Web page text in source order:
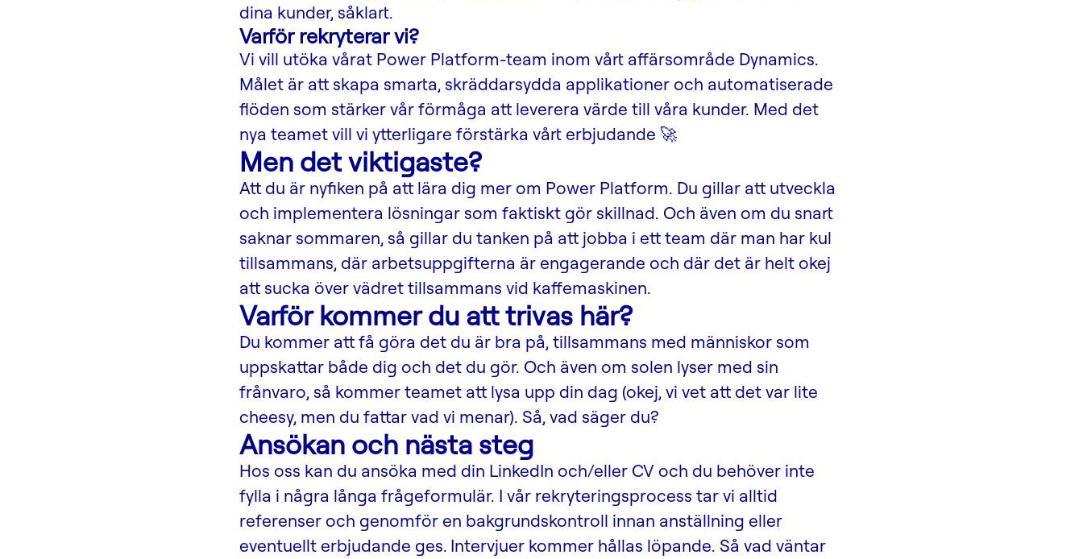
dina kunder, såklart.
Varför rekryterar vi?
Vi vill utöka vårat Power Platform-team inom vårt affärsområde Dynamics.
Målet är att skapa smarta, skräddarsydda applikationer och automatiserade
flöden som stärker vår förmåga att leverera värde till våra kunder. Med det
nya teamet vill vi ytterligare förstärka vårt erbjudande 🚀
Men det viktigaste?
Att du är nyfiken på att lära dig mer om Power Platform. Du gillar att utveckla
och implementera lösningar som faktiskt gör skillnad. Och även om du snart
saknar sommaren, så gillar du tanken på att jobba i ett team där man har kul
tillsammans, där arbetsuppgifterna är engagerande och där det är helt okej
att sucka över vädret tillsammans vid kaffemaskinen.
Varför kommer du att trivas här?
Du kommer att få göra det du är bra på, tillsammans med människor som
uppskattar både dig och det du gör. Och även om solen lyser med sin
frånvaro, så kommer teamet att lysa upp din dag (okej, vi vet att det var lite
cheesy, men du fattar vad vi menar). Så, vad säger du?
Ansökan och nästa steg
Hos oss kan du ansöka med din LinkedIn och/eller CV och du behöver inte
fylla i några långa frågeformulär. I vår rekryteringsprocess tar vi alltid
referenser och genomför en bakgrundskontroll innan anställning eller
eventuellt erbjudande ges. Intervjuer kommer hållas löpande. Så vad väntar